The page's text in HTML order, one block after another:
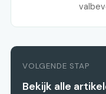
VOLGENDE STAP
Bekijk alle